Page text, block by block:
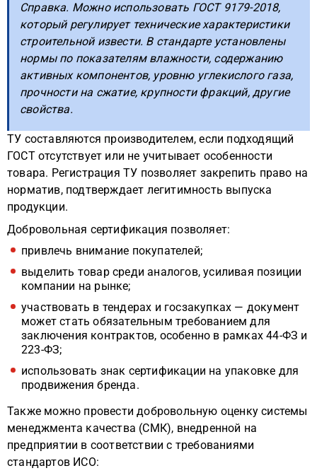
Справка. Можно использовать ГОСТ 9179-2018,
который регулирует технические характеристики
строительной извести. В стандарте установлены
нормы по показателям влажности, содержанию
активных компонентов, уровню углекислого газа,
прочности на сжатие, крупности фракций, другие
свойства.
ТУ составляются производителем, если подходящий
ГОСТ отсутствует или не учитывает особенности
товара. Регистрация ТУ позволяет закрепить право на
норматив, подтверждает легитимность выпуска
продукции.
Добровольная сертификация позволяет:
привлечь внимание покупателей;
выделить товар среди аналогов, усиливая позиции
компании на рынке;
участвовать в тендерах и госзакупках — документ
может стать обязательным требованием для
заключения контрактов, особенно в рамках 44-ФЗ и
223-ФЗ;
использовать знак сертификации на упаковке для
продвижения бренда.
Также можно провести добровольную оценку системы
менеджмента качества (СМК), внедренной на
предприятии в соответствии с требованиями
стандартов ИСО: